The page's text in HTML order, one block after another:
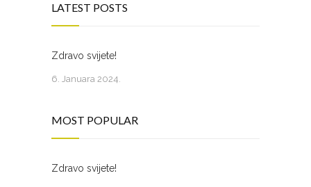
LATEST POSTS
Zdravo svijete!
6. Januara 2024.
MOST POPULAR
Zdravo svijete!